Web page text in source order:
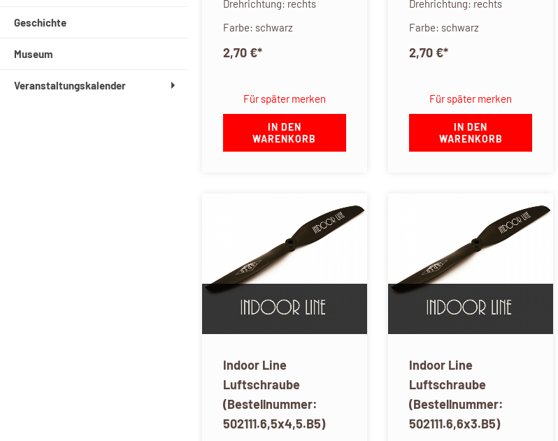
Geschichte
Museum
Veranstaltungskalender
Drehrichtung: rechts
Farbe: schwarz
2,70 €*
Für später merken
IN DEN
WARENKORB
Drehrichtung: rechts
Farbe: schwarz
2,70 €*
Für später merken
IN DEN
WARENKORB
Indoor Line
Luftschraube
(Bestellnummer:
502111.6,5x4,5.B5)
Indoor Line
Luftschraube
(Bestellnummer:
502111.6,6x3.B5)